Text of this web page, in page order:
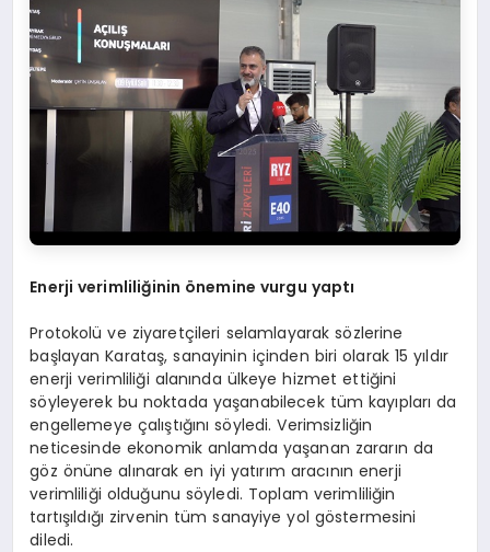
Enerji verimliliğinin önemine vurgu yaptı
Protokolü ve ziyaretçileri selamlayarak sözlerine
başlayan Karataş, sanayinin içinden biri olarak 15 yıldır
enerji verimliliği alanında ülkeye hizmet ettiğini
söyleyerek bu noktada yaşanabilecek tüm kayıpları da
engellemeye çalıştığını söyledi. Verimsizliğin
neticesinde ekonomik anlamda yaşanan zararın da
göz önüne alınarak en iyi yatırım aracının enerji
verimliliği olduğunu söyledi. Toplam verimliliğin
tartışıldığı zirvenin tüm sanayiye yol göstermesini
diledi.